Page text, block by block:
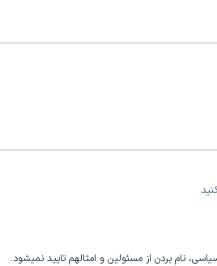
نام بردن از مسئولین و امثالهم تایید نمیشود.